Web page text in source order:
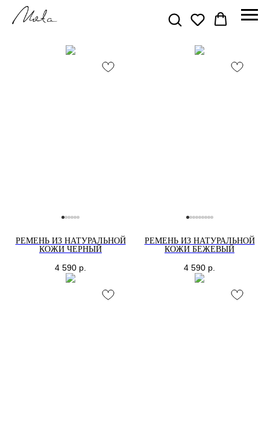
РЕМЕНЬ ИЗ НАТУРАЛЬНОЙ
КОЖИ ЧЕРНЫЙ
4 590 р.
РЕМЕНЬ ИЗ НАТУРАЛЬНОЙ
КОЖИ БЕЖЕВЫЙ
4 590 р.